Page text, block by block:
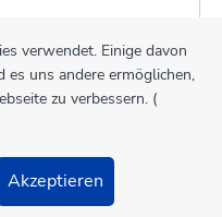
verwendet. Einige davon
uns andere ermöglichen,
zu verbessern. (
Akzeptieren
Uhr.